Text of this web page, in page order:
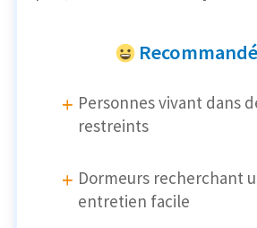
Personnes vivant dans
restreints
Dormeurs recherchant
entretien facile